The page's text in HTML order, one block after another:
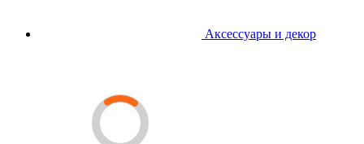
Аксессуары и декор